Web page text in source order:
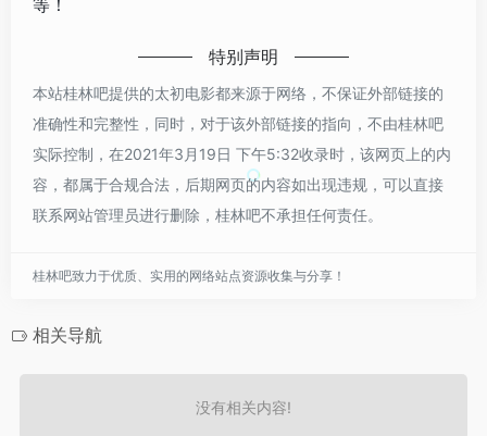
等！
特别声明
本站桂林吧提供的太初电影都来源于网络，不保证外部链接的
准确性和完整性，同时，对于该外部链接的指向，不由桂林吧
实际控制，在2021年3月19日 下午5:32收录时，该网页上的内
容，都属于合规合法，后期网页的内容如出现违规，可以直接
联系网站管理员进行删除，桂林吧不承担任何责任。
桂林吧致力于优质、实用的网络站点资源收集与分享！
相关导航
没有相关内容!